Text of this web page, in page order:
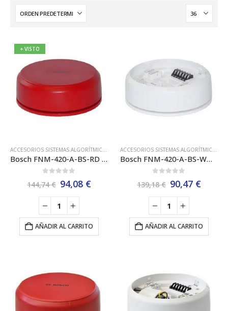
+ VISTO
ACCESORIOS SISTEMAS ALGORÍTMICOS BOSCH EN54 ,BASES ANALÓGICAS,BOSCH
Bosch FNM-420-A-BS-RD Base de Detector con Sirena
144,74€ El
precio
original
era:
144,74 €.
94,08 €El
94,08 €.
AÑADIR AL CARRITO
ACCESORIOS SISTEMAS ALGORÍTMICOS BOSCH EN54
Bosch FNM-420-A-BS-WH Base de Detector con Sirena
139,18€ El
precio
original
era:
139,18 €.
90,47 €El
90,47
AÑADIR AL CARRITO